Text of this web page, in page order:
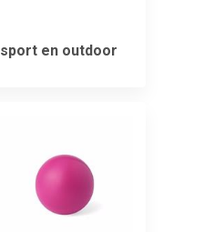
sport en outdoor